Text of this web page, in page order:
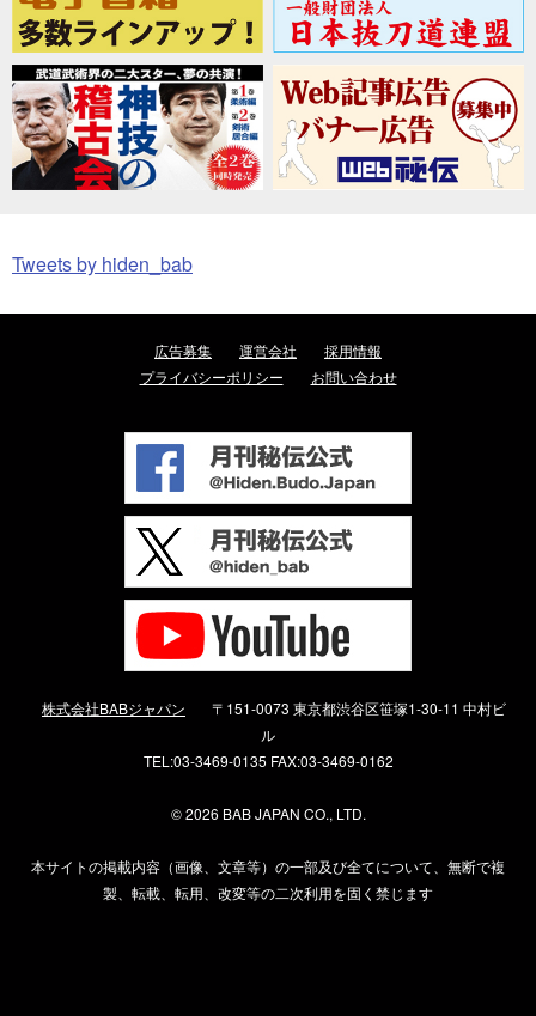
Tweets by hiden_bab
広告募集 運営会社
採用情報
プライバシーポリシー
お問い合わせ
株式会社BABジャパン
〒151-0073 東京都渋谷区笹塚1-30-11 中村ビ
ル
TEL:03-3469-0135 FAX:03-3469-0162
©2026 BAB JAPAN CO., LTD.
本サイトの掲載内容（画像、文章等）の一部及び全てについて、無断で複
製、転載、転用、改変等の二次利用を固く禁じます